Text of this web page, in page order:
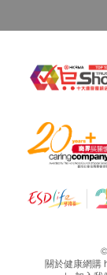
客戶若體
印本
(體檢後三
客人需自
所有身體
免責聲明：
所有健康
諮詢有認
關於健康網購